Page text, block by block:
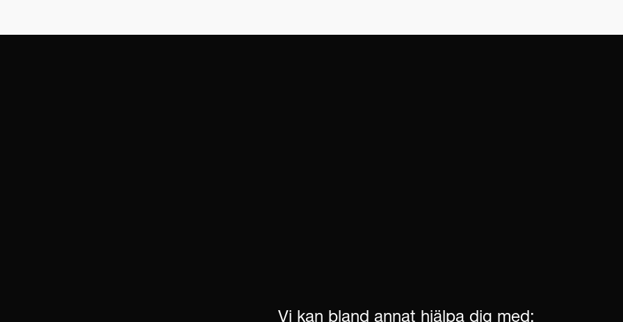
Vi kan bland annat hjälpa dig med: